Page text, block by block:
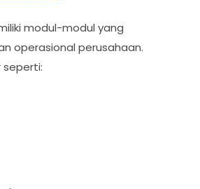
modul-modul yang
operasional perusahaan.